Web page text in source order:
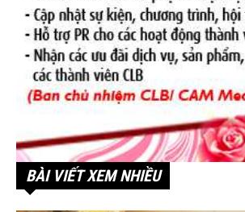
BÀI VIẾT XEM NHIỀU